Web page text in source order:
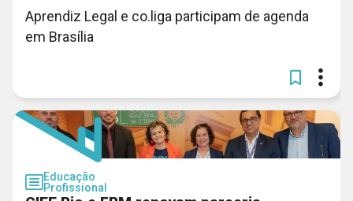
Aprendiz Legal e co.liga participam de agenda
em Brasília
Educação
Profissional